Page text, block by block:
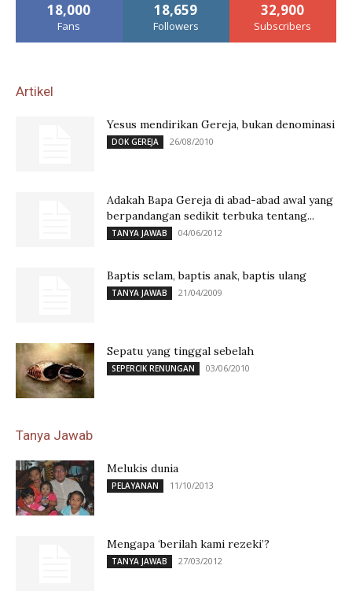
18,000
Fans
18,659
Followers
32,900
Subscribers
Artikel
Yesus mendirikan Gereja, bukan denominasi
DOK GEREJA 26/08/2010
Adakah Bapa Gereja di abad-abad awal yang
berpandangan sedikit terbuka tentang...
TANYA JAWAB 04/06/2012
Baptis selam, baptis anak, baptis ulang
TANYA JAWAB 21/04/2009
Sepatu yang tinggal sebelah
SEPERCIK RENUNGAN 03/06/2010
Tanya Jawab
Melukis dunia
PELAYANAN 11/10/2013
Mengapa ‘berilah kami rezeki’?
TANYA JAWAB 27/03/2012